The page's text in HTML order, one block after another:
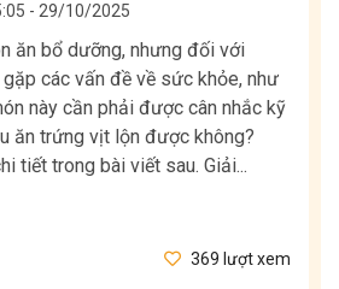
- 29/10/2025
ăn bổ dưỡng, nhưng đối với
các vấn đề về sức khỏe, như
này cần phải được cân nhắc kỹ
ăn trứng vịt lộn được không?
tiết trong bài viết sau. Giải...
369 lượt xem